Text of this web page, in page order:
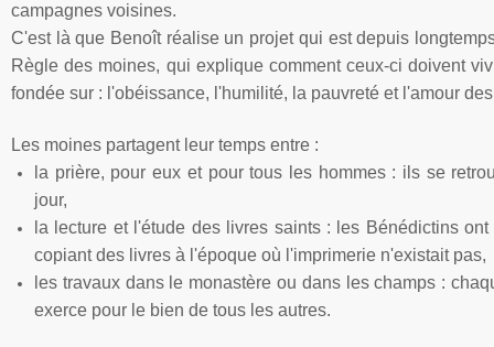
campagnes voisines.
C'est là que Benoît réaliseun projetqui est depuis
Règle des moines, qui expliquecommentceux-ci doivent
fondée sur : l'obéissance, l'humilité, la pauvreté et l'amour
Les moines partagent leur temps entre :
la prière, pour eux et pour tous les hommes : ils se
jour,
la lecture et l'étude des livres saints : les Bénédictins
copiant des livres à l'époque où l'imprimerie n'existait pas,
les travaux dans le monastère ou dans les champs :
exerce pour le bien de tous les autres.